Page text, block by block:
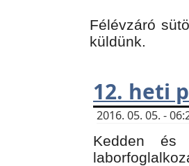
Félévzáró
küldünk.
12. heti
2016. 05. 05. -
Kedden és